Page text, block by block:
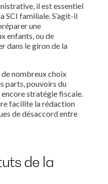
il est essentiel
SCI familiale. S’agit-il
une
enfants, ou de
dans le giron de la
nombreux choix
parts, pouvoirs du
stratégie fiscale.
facilite la rédaction
de désaccord entre
de la